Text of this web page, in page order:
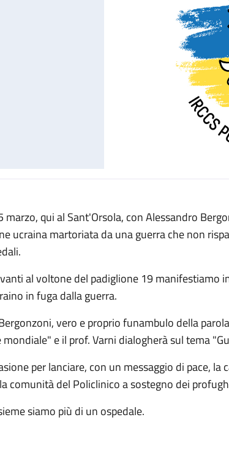
marzo, qui al Sant'Orsola, con Alessandro
ucraina martoriata da una guerra che non
al voltone del padiglione 19 manifestiamo
in fuga dalla guerra.
vero e proprio funambulo della
mondiale" e il prof. Varni dialogherà sul tema
per lanciare, con un messaggio di pace,
comunità del Policlinico a sostegno dei
siamo più di un ospedale.